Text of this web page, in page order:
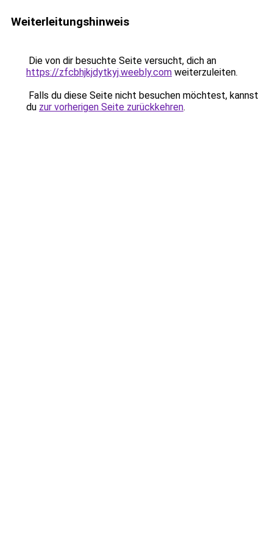
Weiterleitungshinweis
Die von dir besuchte Seite versucht, dich an
https://zfcbhjkjdytkyj.weebly.com weiterzuleiten.
Falls du diese Seite nicht besuchen möchtest, kannst
du zur vorherigen Seite zurückkehren.